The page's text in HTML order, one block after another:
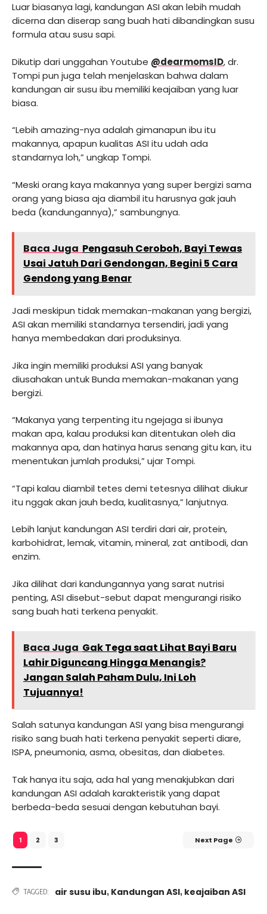
Luar biasanya lagi, kandungan ASI akan lebih mudah
dicerna dan diserap sang buah hati dibandingkan susu
formula atau susu sapi.
Dikutip dari unggahan Youtube @dearmomsID, dr.
Tompi pun juga telah menjelaskan bahwa dalam
kandungan air susu ibu memiliki keajaiban yang luar
biasa.
“Lebih amazing-nya adalah gimanapun ibu itu
makannya, apapun kualitas ASI itu udah ada
standarnya loh,” ungkap Tompi.
“Meski orang kaya makannya yang super bergizi sama
orang yang biasa aja diambil itu harusnya gak jauh
beda (kandungannya),” sambungnya.
Baca Juga Pengasuh Ceroboh, Bayi Tewas
Usai Jatuh Dari Gendongan, Begini 5 Cara
Gendong yang Benar
Jadi meskipun tidak memakan-makanan yang bergizi,
ASI akan memiliki standarnya tersendiri, jadi yang
hanya membedakan dari produksinya.
Jika ingin memiliki produksi ASI yang banyak
diusahakan untuk Bunda memakan-makanan yang
bergizi.
“Makanya yang terpenting itu ngejaga si ibunya
makan apa, kalau produksi kan ditentukan oleh dia
makannya apa, dan hatinya harus senang gitu kan, itu
menentukan jumlah produksi,” ujar Tompi.
“Tapi kalau diambil tetes demi tetesnya dilihat diukur
itu nggak akan jauh beda, kualitasnya,” lanjutnya.
Lebih lanjut kandungan ASI terdiri dari air, protein,
karbohidrat, lemak, vitamin, mineral, zat antibodi, dan
enzim.
Jika dilihat dari kandungannya yang sarat nutrisi
penting, ASI disebut-sebut dapat mengurangi risiko
sang buah hati terkena penyakit.
Baca Juga Gak Tega saat Lihat Bayi Baru
Lahir Diguncang Hingga Menangis?
Jangan Salah Paham Dulu, Ini Loh
Tujuannya!
Salah satunya kandungan ASI yang bisa mengurangi
risiko sang buah hati terkena penyakit seperti diare,
ISPA, pneumonia, asma, obesitas, dan diabetes.
Tak hanya itu saja, ada hal yang menakjubkan dari
kandungan ASI adalah karakteristik yang dapat
berbeda-beda sesuai dengan kebutuhan bayi.
1 2 3 Next Page
TAGGED: air susu ibu, Kandungan ASI, keajaiban ASI